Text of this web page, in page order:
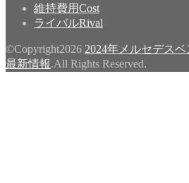
維持費用Cost
ライバルRival
©Copyright2026 2024年メルセデス
最新情報.All Rights Reserved.